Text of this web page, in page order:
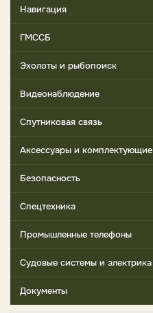
Навигация
ГМССБ
Эхолоты и рыбопоиск
Видеонаблюдение
Спутниковая связь
Аксессуары и комплектующие
Безопасность
Спецтехника
Промышленные телефоны
Судовые системы и электрика
Документы